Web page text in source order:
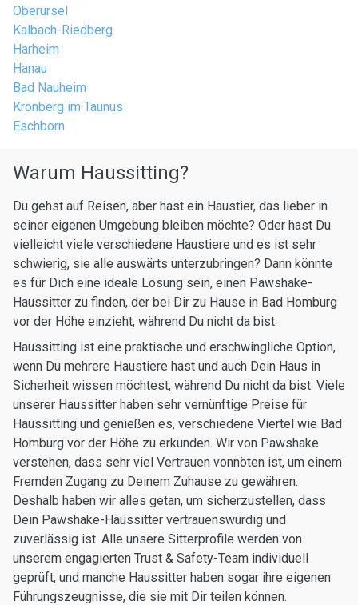
Oberursel
Kalbach-Riedberg
Harheim
Hanau
Bad Nauheim
Kronberg im Taunus
Eschborn
Warum Haussitting?
Du gehst auf Reisen, aber hast ein Haustier, das lieber in
seiner eigenen Umgebung bleiben möchte? Oder hast Du
vielleicht viele verschiedene Haustiere und es ist sehr
schwierig, sie alle auswärts unterzubringen? Dann könnte
es für Dich eine ideale Lösung sein, einen Pawshake-
Haussitter zu finden, der bei Dir zu Hause in Bad Homburg
vor der Höhe einzieht, während Du nicht da bist.
Haussitting ist eine praktische und erschwingliche Option,
wenn Du mehrere Haustiere hast und auch Dein Haus in
Sicherheit wissen möchtest, während Du nicht da bist. Viele
unserer Haussitter haben sehr vernünftige Preise für
Haussitting und genießen es, verschiedene Viertel wie Bad
Homburg vor der Höhe zu erkunden. Wir von Pawshake
verstehen, dass sehr viel Vertrauen vonnöten ist, um einem
Fremden Zugang zu Deinem Zuhause zu gewähren.
Deshalb haben wir alles getan, um sicherzustellen, dass
Dein Pawshake-Haussitter vertrauenswürdig und
zuverlässig ist. Alle unsere Sitterprofile werden von
unserem engagierten Trust & Safety-Team individuell
geprüft, und manche Haussitter haben sogar ihre eigenen
Führungszeugnisse, die sie mit Dir teilen können.